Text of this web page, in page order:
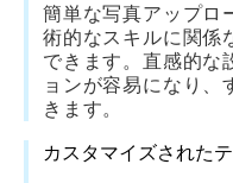
簡単な写真アップロ
術的なスキルに関係
できます。直感的な
ョンが容易になり
きます。
カスタマイズされた